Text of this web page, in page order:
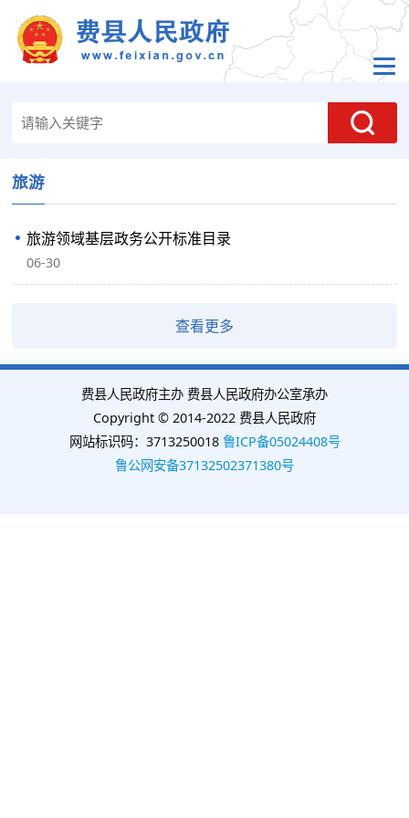
旅游
旅游领域基层政务公开标准目录
06-30
查看更多
费县人民政府主办 费县人民政府办公室承办
Copyright © 2014-2022 费县人民政府
网站标识码：3713250018 鲁ICP备05024408号
鲁公网安备37132502371380号